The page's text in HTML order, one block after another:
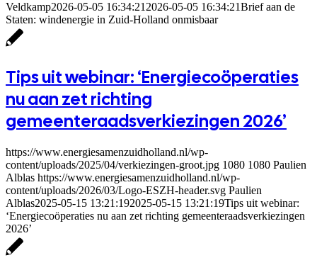
Veldkamp2026-05-05 16:34:21 2026-05-05 16:34:21Brief aan de
Staten: windenergie in Zuid-Holland onmisbaar
Tips uit webinar: ‘Energiecoöperaties
nu aan zet richting
gemeenteraadsverkiezingen 2026’
https://www.energiesamenzuidholland.nl/wp-
content/uploads/2025/04/verkiezingen-groot.jpg 1080 1080 Paulien
Alblas https://www.energiesamenzuidholland.nl/wp-
content/uploads/2026/03/Logo-ESZH-header.svg Paulien
Alblas2025-05-15 13:21:192025-05-15 13:21:19Tips uit webinar:
‘Energiecoöperaties nu aan zet richting gemeenteraadsverkiezingen
2026’